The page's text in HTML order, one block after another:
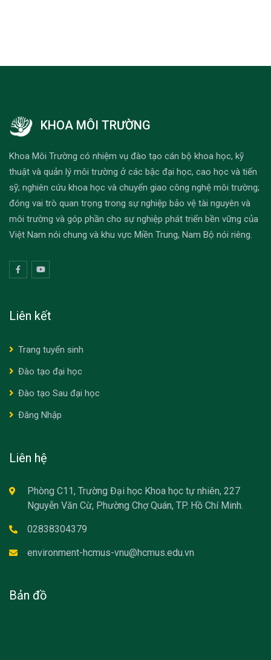
KHOA MÔI TRƯỜNG
Khoa Môi Trường có nhiệm vụ đào tạo cán bộ khoa học, kỹ
thuật và quản lý môi trường ở các bậc đại học, cao học và tiến
sỹ; nghiên cứu khoa học và chuyển giao công nghệ môi trường;
đóng vai trò quan trọng trong sự nghiệp bảo vệ tài nguyên và
môi trường và góp phần cho sự nghiệp phát triển bền vững của
Việt Nam nói chung và khu vực Miền Trung, Nam Bộ nói riêng.
Liên kết
Trang tuyển sinh
Đào tạo đại học
Đào tạo Sau đại học
Đăng Nhập
Liên hệ
Phòng C11, Trường Đại học Khoa học tự nhiên, 227
Nguyễn Văn Cừ, Phường Chợ Quán, TP. Hồ Chí Minh.
02838304379
environment-hcmus-vnu@hcmus.edu.vn
Bản đồ